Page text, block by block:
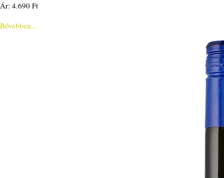
Ár: 4.690 Ft
Bővebben...